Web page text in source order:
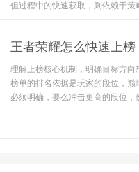
但过程中的快速获取，则依赖于策
王者荣耀怎么快速上
理解上榜核心机制，明确目标方
榜单的排名依据是玩家的段位，
必须明确，要么冲击更高的段位